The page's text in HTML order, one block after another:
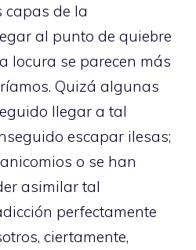
de la
al punto de quiebre
locura se parecen más
Quizá algunas
llegar a tal
escapar ilesas;
o se han
asimilar tal
perfectamente
ciertamente,